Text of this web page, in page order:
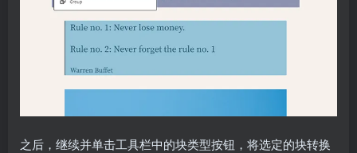
之后，继续并单击工具栏中的块类型按钮，将选定的块转换